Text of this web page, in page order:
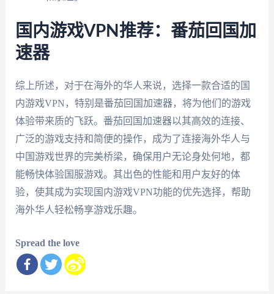
国内游戏VPN推荐：番茄回国加
速器
综上所述，对于在海外的华人来说，选择一款合适的国
内游戏VPN，特别是番茄回国加速器，将为他们的游戏
体验带来质的飞跃。番茄回国加速器以其高效的连接、
广泛的游戏支持和简便的操作，成为了连接海外华人与
中国游戏世界的完美桥梁，确保用户无论身处何地，都
能畅快体验国服游戏。其出色的性能和用户友好的体
验，使其成为实现国内游戏VPN功能的优先选择，帮助
海外华人轻松畅享游戏乐趣。
Spread the love